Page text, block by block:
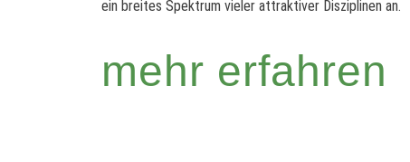
ein breites Spektrum vieler attraktiver Disziplinen an.
mehr erfahren